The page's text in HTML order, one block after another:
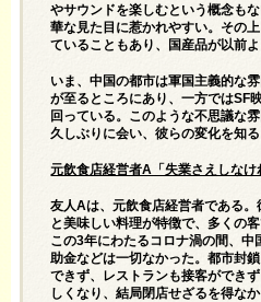
やサウンドを楽しむという概念も
華な見た目に惹かれやすい。その
ていることもあり、国産品が以前
いま、中国の都市は軍国主義的な
が至るところにあり、一方ではSF
回っている。このような不思議な
久しぶりに会い、彼らの変化を知る
元飲食店経営者A「失業さえしなけ
友人Aは、元飲食店経営者である
と美味しい料理が特徴で、多くの
この3年にわたるコロナ渦の間、中
助金などは一切なかった。都市封
できず、レストランも接客ができ
しくなり、結局閉店せざるを得な